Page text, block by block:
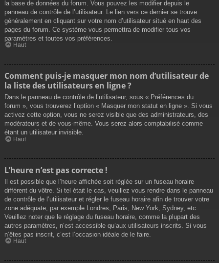
la base de données du forum. Vous pouvez les modifier depuis le
panneau de contrôle de l’utilisateur. Le lien vers ce dernier se trouve
généralement en cliquant sur votre nom d’utilisateur situé en haut des
pages du forum. Ce système vous permettra de modifier tous vos
paramètres et toutes vos préférences.
Haut
Comment puis-je masquer mon nom d’utilisateur de
la liste des utilisateurs en ligne ?
Dans le panneau de contrôle de l’utilisateur, sous « Préférences du
forum », vous trouverez l’option « Masquer mon statut en ligne ». Si vous
activez cette option, vous ne serez visible que des administrateurs, des
modérateurs et de vous-même. Vous serez alors comptabilisé comme
étant un utilisateur invisible.
Haut
L’heure n’est pas correcte !
Il est possible que l’heure affichée soit réglée sur un fuseau horaire
différent du vôtre. Si tel était le cas, veuillez vous rendre dans le panneau
de contrôle de l’utilisateur et régler le fuseau horaire afin de trouver votre
zone adéquate, par exemple Londres, Paris, New York, Sydney, etc.
Veuillez noter que le réglage du fuseau horaire, comme la plupart des
autres paramètres, n’est accessible qu’aux utilisateurs inscrits. Si vous
n’êtes pas inscrit, c’est l’occasion idéale de le faire.
Haut